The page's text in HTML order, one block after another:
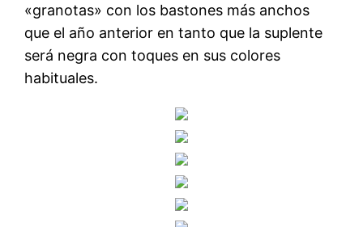
«granotas» con los bastones más anchos
que el año anterior en tanto que la suplente
será negra con toques en sus colores
habituales.